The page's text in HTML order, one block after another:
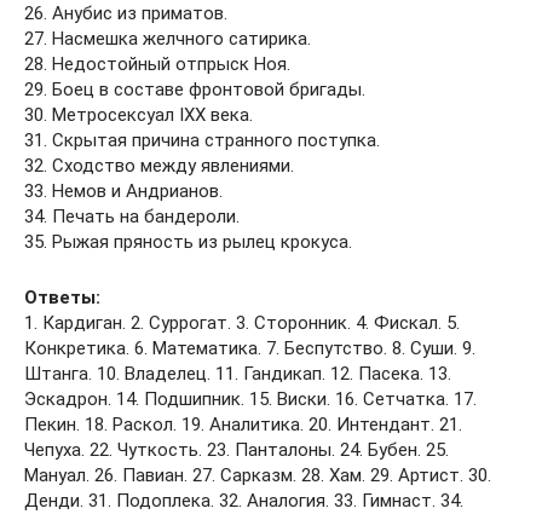
26. Анубис из приматов.
27. Насмешка желчного сатирика.
28. Недостойный отпрыск Ноя.
29. Боец в составе фронтовой бригады.
30. Метросексуал IXX века.
31. Скрытая причина странного поступка.
32. Сходство между явлениями.
33. Немов и Андрианов.
34. Печать на бандероли.
35. Рыжая пряность из рылец крокуса.
Ответы:
1. Кардиган. 2. Суррогат. 3. Сторонник. 4. Фискал. 5.
Конкретика. 6. Математика. 7. Беспутство. 8. Суши. 9.
Штанга. 10. Владелец. 11. Гандикап. 12. Пасека. 13.
Эскадрон. 14. Подшипник. 15. Виски. 16. Сетчатка. 17.
Пекин. 18. Раскол. 19. Аналитика. 20. Интендант. 21.
Чепуха. 22. Чуткость. 23. Панталоны. 24. Бубен. 25.
Мануал. 26. Павиан. 27. Сарказм. 28. Хам. 29. Артист. 30.
Денди. 31. Подоплека. 32. Аналогия. 33. Гимнаст. 34.